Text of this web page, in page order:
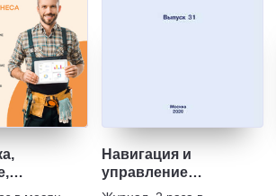
Навигация и
управление
летательными